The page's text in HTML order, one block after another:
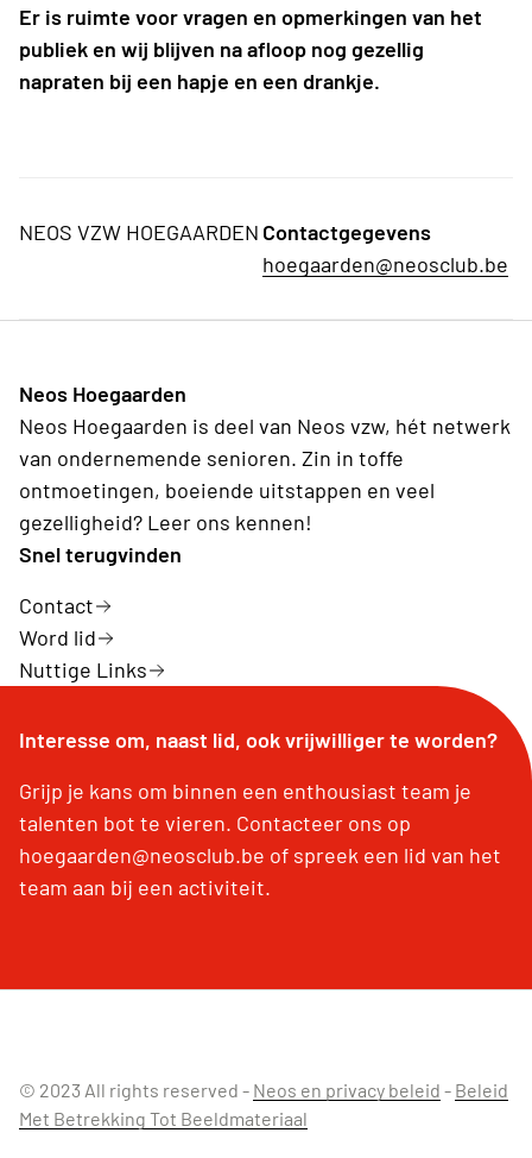
Er is ruimte voor vragen en opmerkingen van het
publiek en wij blijven na afloop nog gezellig
napraten bij een hapje en een drankje.
NEOS VZW HOEGAARDEN Contactgegevens
hoegaarden@neosclub.be
Neos Hoegaarden
Neos Hoegaarden is deel van Neos vzw, hét netwerk
van ondernemende senioren. Zin in toffe
ontmoetingen, boeiende uitstappen en veel
gezelligheid? Leer ons kennen!
Snel terugvinden
Contact
Word lid
Nuttige Links
Interesse om, naast lid, ook vrijwilliger te worden?
Grijp je kans om binnen een enthousiast team je
talenten bot te vieren. Contacteer ons op
hoegaarden@neosclub.be of spreek een lid van het
team aan bij een activiteit.
© 2023 All rights reserved - Neos en privacy beleid - Beleid
Met Betrekking Tot Beeldmateriaal